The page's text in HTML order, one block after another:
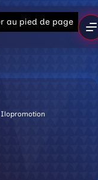
au pied de page
Ilopromotion